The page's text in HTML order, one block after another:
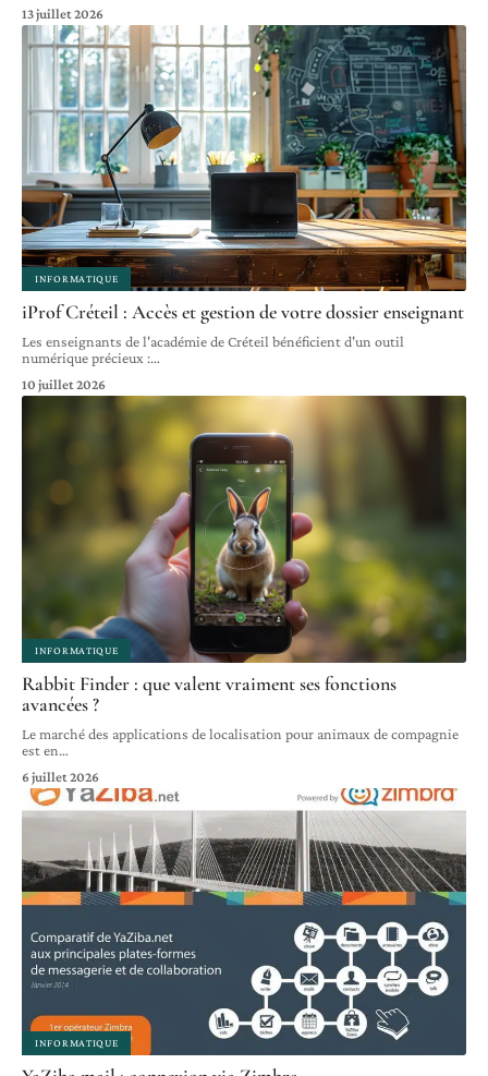
13 juillet 2026
INFORMATIQUE
iProf Créteil : Accès et gestion de votre dossier enseignant
Les enseignants de l'académie de Créteil bénéficient d'un outil
numérique précieux :…
10 juillet 2026
INFORMATIQUE
Rabbit Finder : que valent vraiment ses fonctions
avancées ?
Le marché des applications de localisation pour animaux de compagnie
est en…
6 juillet 2026
INFORMATIQUE